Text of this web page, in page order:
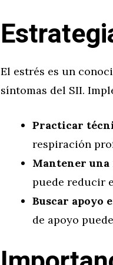
El estrés es un
síntomas del SII.
Practicar
respiración
Mantener
puede reducir
Buscar apoyo
de apoyo